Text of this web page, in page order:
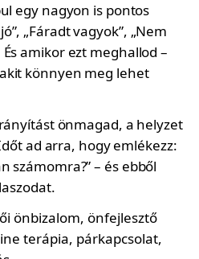
egy nagyon is pontos
„Fáradt vagyok”, „Nem
amikor ezt meghallod –
könnyen meg lehet
önmagad, a helyzet
ad arra, hogy emlékezz:
számomra?” – és ebből